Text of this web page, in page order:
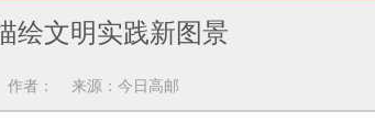
绘文明实践新图景
作者： 来源：今日高邮